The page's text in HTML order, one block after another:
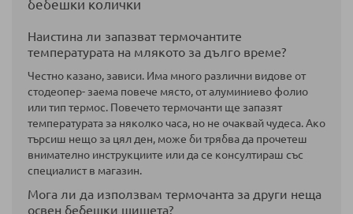
бебешки колички
Наистина ли запазват термочантите
температурата на млякото за дълго време?
Честно казано, зависи. Има много различни видове от
стодеопер- заема повече място, от алуминиево фолио
или тип термос. Повечето термочанти ще запазят
температурата за няколко часа, но не очаквай чудеса. Ако
търсиш нещо за цял ден, може би трябва да прочетеш
внимателно инструкциите или да се консултираш със
специалист в магазин.
Мога ли да използвам термочанта за други неща
освен бебешки шишета?